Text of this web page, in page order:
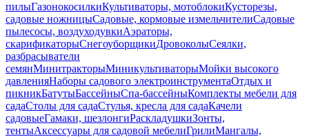
пилыГазонокосилкиКультиваторы, мотоблокиКусторезы,
садовые ножницыСадовые, кормовые измельчителиСадовые
пылесосы, воздуходувкиАэраторы,
скарификаторыСнегоуборщикиДровоколыСеялки,
разбрасыватели
семянМинитракторыМиникультиваторыМойки высокого
давленияНаборы садового электроинструментаОтдых и
пикникБатутыБассейныСпа-бассейныКомплекты мебели для
садаСтолы для садаСтулья, кресла для садаКачели
садовыеГамаки, шезлонгиРаскладушкиЗонты,
тентыАксессуары для садовой мебелиГрилиМангалы,